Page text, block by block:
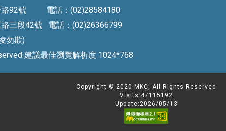
景路92號 電話：(02)28584180
三段42號 電話：(02)26366799
勿欺)
建議最佳瀏覽解析度 1024*768
Copyright © 2020 MKC, All Rights Reserved
Visits:47115192
Update:2026/05/13